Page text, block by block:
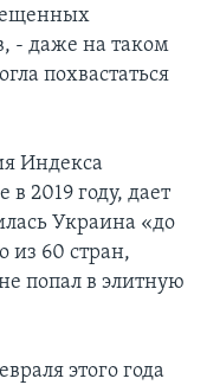
- даже на таком
похвастаться
Индекса
2019 году, дает
Украина «до
из 60 стран,
попал в элитную
этого года